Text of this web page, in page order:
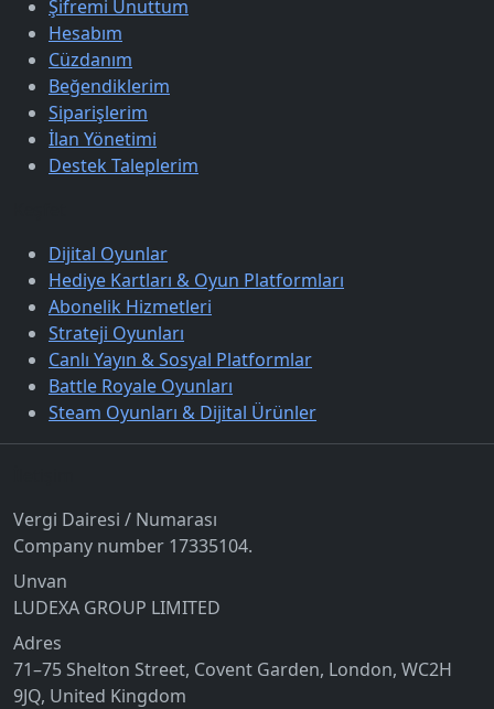
Şifremi Unuttum
Hesabım
Cüzdanım
Beğendiklerim
Siparişlerim
İlan Yönetimi
Destek Taleplerim
Dijital Oyunlar
Hediye Kartları & Oyun Platformları
Abonelik Hizmetleri
Strateji Oyunları
Canlı Yayın & Sosyal Platformlar
Battle Royale Oyunları
Steam Oyunları & Dijital Ürünler
Vergi Dairesi / Numarası
Company number 17335104.
Unvan
LUDEXA GROUP LIMITED
Adres
71–75 Shelton Street, Covent Garden, London, WC2H
9JQ, United Kingdom